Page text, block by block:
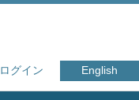
ログイン English